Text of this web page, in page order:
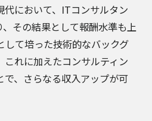
において、ITコンサルタン
、その結果として報酬水準も上
して培った技術的なバックグ
これに加えたコンサルティン
、さらなる収入アップが可